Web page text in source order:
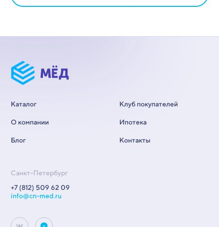
Каталог
О компании
Блог
Клуб покупателей
Ипотека
Контакты
Санкт-Петербург
+7 (812) 509 62 09
info@cn-med.ru